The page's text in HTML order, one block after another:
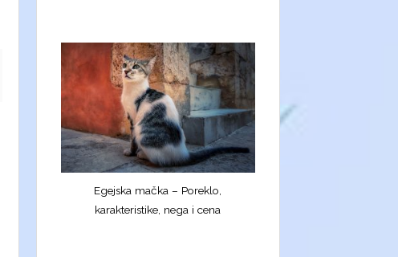
Egejska mačka – Poreklo,
karakteristike, nega i cena